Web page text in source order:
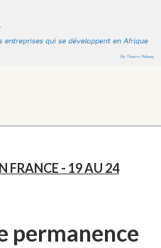
FRANCE - 19 AU 24
permanence